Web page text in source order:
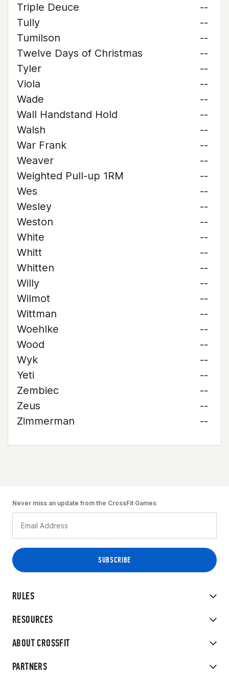
Triple Deuce
--
Tully
--
Tumilson
--
Twelve Days of Christmas
--
Tyler
--
Viola
--
Wade
--
Wall Handstand Hold
--
Walsh
--
War Frank
--
Weaver
--
Weighted Pull-up 1RM
--
Wes
--
Wesley
--
Weston
--
White
--
Whitt
--
Whitten
--
Willy
--
Wilmot
--
Wittman
--
Woehlke
--
Wood
--
Wyk
--
Yeti
--
Zembiec
--
Zeus
--
Zimmerman
--
RULES
RESOURCES
ABOUT CROSSFIT
PARTNERS
Never miss an update from the CrossFit Games